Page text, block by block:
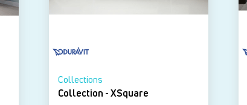
Collections
Collection - XSquare